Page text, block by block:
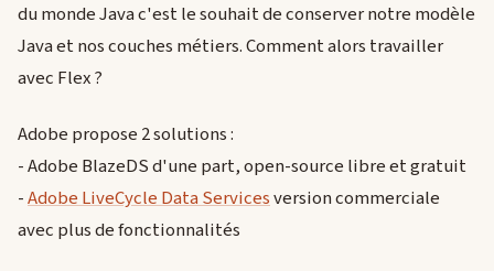
du monde Java c'est le souhait de conserver notre modèle
Java et nos couches métiers. Comment alors travailler
avec Flex ?
Adobe propose 2 solutions :
- Adobe BlazeDS d'une part, open-source libre et gratuit
-Adobe LiveCycle Data Servicesversion commerciale
avec plus de fonctionnalités